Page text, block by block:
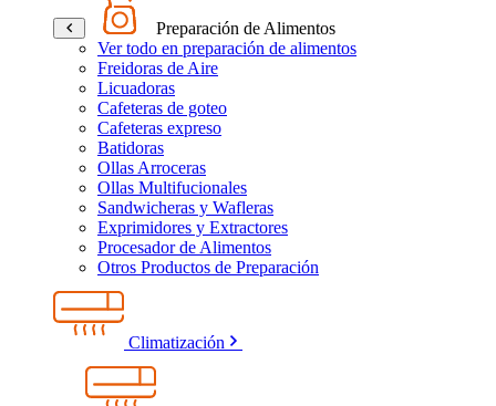
Preparación de Alimentos
Ver todo en preparación de alimentos
Freidoras de Aire
Licuadoras
Cafeteras de goteo
Cafeteras expreso
Batidoras
Ollas Arroceras
Ollas Multifucionales
Sandwicheras y Wafleras
Exprimidores y Extractores
Procesador de Alimentos
Otros Productos de Preparación
Climatización